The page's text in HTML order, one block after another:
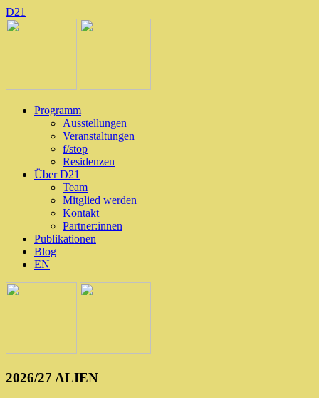
D21
Programm
Ausstellungen
Veranstaltungen
f/stop
Residenzen
Über D21
Team
Mitglied werden
Kontakt
Partner:innen
Publikationen
Blog
EN
2026/27 ALIEN